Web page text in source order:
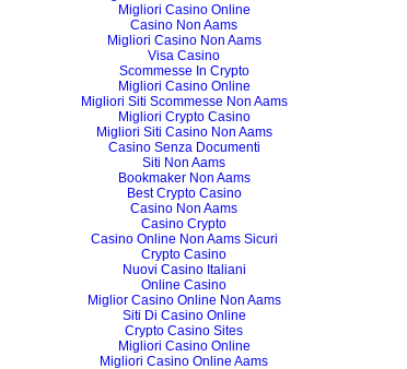
Migliori Casino Online
Casino Non Aams
Migliori Casino Non Aams
Visa Casino
Scommesse In Crypto
Migliori Casino Online
Migliori Siti Scommesse Non Aams
Migliori Crypto Casino
Migliori Siti Casino Non Aams
Casino Senza Documenti
Siti Non Aams
Bookmaker Non Aams
Best Crypto Casino
Casino Non Aams
Casino Crypto
Casino Online Non Aams Sicuri
Crypto Casino
Nuovi Casino Italiani
Online Casino
Miglior Casino Online Non Aams
Siti Di Casino Online
Crypto Casino Sites
Migliori Casino Online
Migliori Casino Online Aams